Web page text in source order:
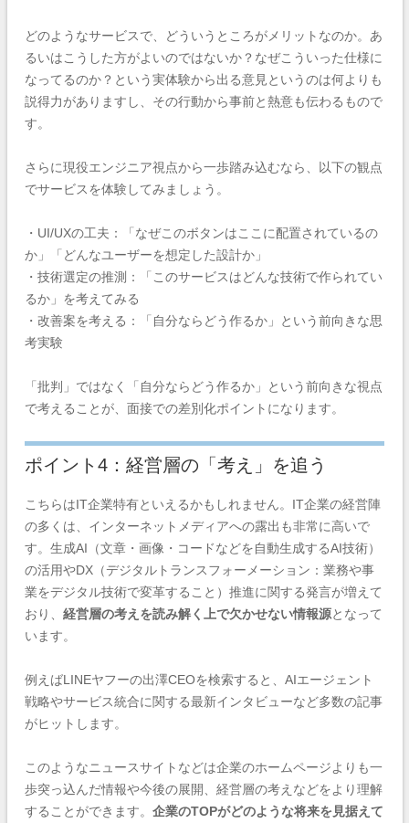
どのようなサービスで、どういうところがメリットなのか。あ
るいはこうした方がよいのではないか？なぜこういった仕様に
なってるのか？という実体験から出る意見というのは何よりも
説得力がありますし、その行動から事前と熱意も伝わるもので
す。
さらに現役エンジニア視点から一歩踏み込むなら、以下の観点
でサービスを体験してみましょう。
・UI/UXの工夫：「なぜこのボタンはここに配置されているの
か」「どんなユーザーを想定した設計か」
・技術選定の推測：「このサービスはどんな技術で作られてい
るか」を考えてみる
・改善案を考える：「自分ならどう作るか」という前向きな思
考実験
「批判」ではなく「自分ならどう作るか」という前向きな視点
で考えることが、面接での差別化ポイントになります。
ポイント4：経営層の「考え」を追う
こちらはIT企業特有といえるかもしれません。IT企業の経営陣
の多くは、インターネットメディアへの露出も非常に高いで
す。生成AI（文章・画像・コードなどを自動生成するAI技術）
の活用やDX（デジタルトランスフォーメーション：業務や事
業をデジタル技術で変革すること）推進に関する発言が増えて
おり、 経営層の考えを読み解く上で欠かせない情報源となって
います。
例えばLINEヤフーの出澤CEOを検索すると、AIエージェント
戦略やサービス統合に関する最新インタビューなど多数の記事
がヒットします。
このようなニュースサイトなどは企業のホームページよりも一
歩突っ込んだ情報や今後の展開、経営層の考えなどをより理解
することができます。 企業のTOPがどのような将来を見据えて